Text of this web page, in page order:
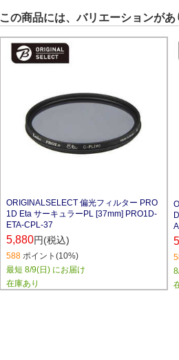
この商品には、バリエーションがあ
ORIGINALSELECT 偏光フィルター PRO
1D Eta サーキュラーPL [37mm] PRO1D-
ETA-CPL-37
5,880円(税込)
588 ポイント(10%)
最短 8/9(日) にお届け
在庫あり